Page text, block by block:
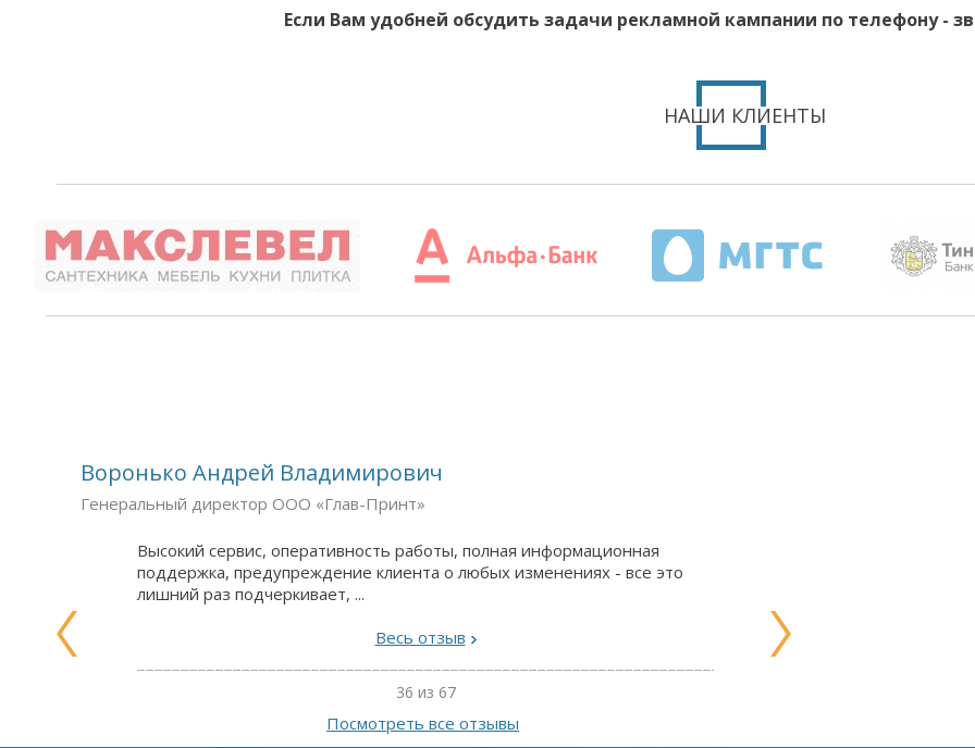
Если Вам удобней обсудить задачи рекламной кампании по телефону -
НАШИ КЛИЕНТЫ
Воронько Андрей Владимирович
Генеральный директор ООО «Глав-Принт»
Высокий сервис, оперативность работы, полная информационная
поддержка, предупреждение клиента о любых изменениях - все это
лишний раз подчеркивает, ...
Весь отзыв
36 из 67
Посмотреть все отзывы